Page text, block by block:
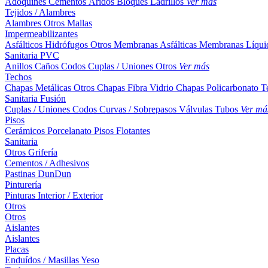
Tejidos / Alambres
Alambres Otros Mallas
Impermeabilizantes
Asfálticos Hidrófugos Otros Membranas Asfálticas Membranas
Sanitaria PVC
Anillos Caños Codos Cuplas / Uniones Otros Ver más
Techos
Chapas Metálicas Otros Chapas Fibra Vidrio Chapas Policarbonato
Sanitaria Fusión
Cuplas / Uniones Codos Curvas / Sobrepasos Válvulas Tubos Ver
Pisos
Cerámicos Porcelanato Pisos Flotantes
Sanitaria
Otros Grifería
Cementos / Adhesivos
Pastinas DunDun
Pinturería
Pinturas Interior / Exterior
Otros
Otros
Aislantes
Aislantes
Placas
Enduídos / MasillasYeso